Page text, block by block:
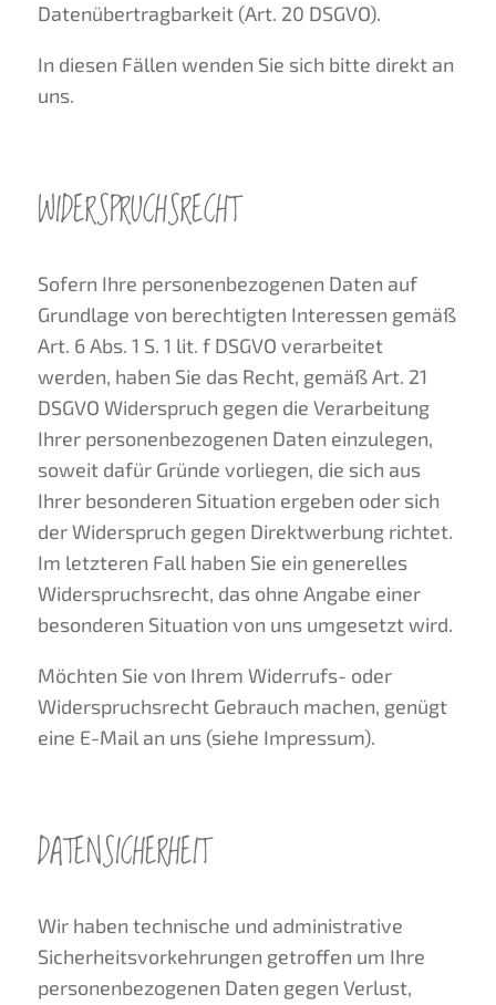
Datenübertragbarkeit (Art. 20 DSGVO).
In diesen Fällen wenden Sie sich bitte direkt an
uns.
WIDERSPRUCHSRECHT
Sofern Ihre personenbezogenen Daten auf
Grundlage von berechtigten Interessen gemäß
Art. 6 Abs. 1 S. 1 lit. f DSGVO verarbeitet
werden, haben Sie das Recht, gemäß Art. 21
DSGVO Widerspruch gegen die Verarbeitung
Ihrer personenbezogenen Daten einzulegen,
soweit dafür Gründe vorliegen, die sich aus
Ihrer besonderen Situation ergeben oder sich
der Widerspruch gegen Direktwerbung richtet.
Im letzteren Fall haben Sie ein generelles
Widerspruchsrecht, das ohne Angabe einer
besonderen Situation von uns umgesetzt wird.
Möchten Sie von Ihrem Widerrufs- oder
Widerspruchsrecht Gebrauch machen, genügt
eine E-Mail an uns (siehe Impressum).
DATENSICHERHEIT
Wir haben technische und administrative
Sicherheitsvorkehrungen getroffen um Ihre
personenbezogenen Daten gegen Verlust,